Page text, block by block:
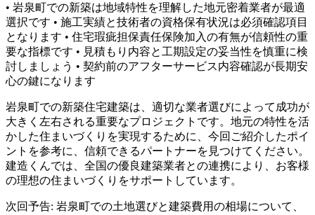
• 岩泉町での新築は地域特性を理解した地元密着業者が最適
選択です • 施工実績と技術者の資格保有状況は必須確認項目
となります • 住宅瑕疵担保責任保険加入の有無が信頼性の重
要な指標です • 見積もり内容と工期設定の妥当性を慎重に検
討しましょう • 契約前のアフターサービス内容確認が長期安
心の鍵になります
岩泉町での新築住宅建築は、適切な業者選びによって成功が
大きく左右される重要なプロジェクトです。地元の特性を活
かした住まいづくりを実現するために、今回ご紹介したポイ
ントを参考に、信頼できるパートナーを見つけてください。
建造くんでは、全国の優良建築業者との連携により、お客様
の理想の住まいづくりをサポートしています。
次回予告: 岩泉町での土地選びと建築費用の相場について、